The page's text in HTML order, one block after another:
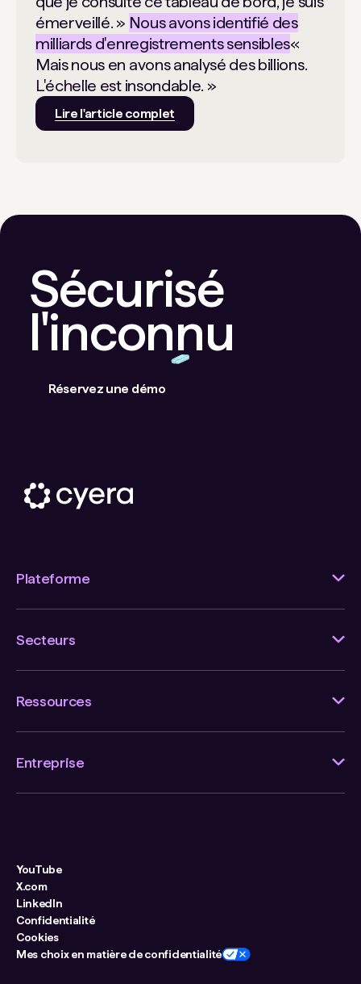
émerveillé. » Nous avons identifié des
milliards d'enregistrements sensibles«
Mais nous en avons analysé des billions.
L'échelle est insondable. »
Lire l'article complet
Sécurisé
l'inconnu
Réservez une démo
Plateforme
Secteurs
Ressources
Entreprise
YouTube
X.com
LinkedIn
Confidentialité
Cookies
Mes choix en matière de confidentialité